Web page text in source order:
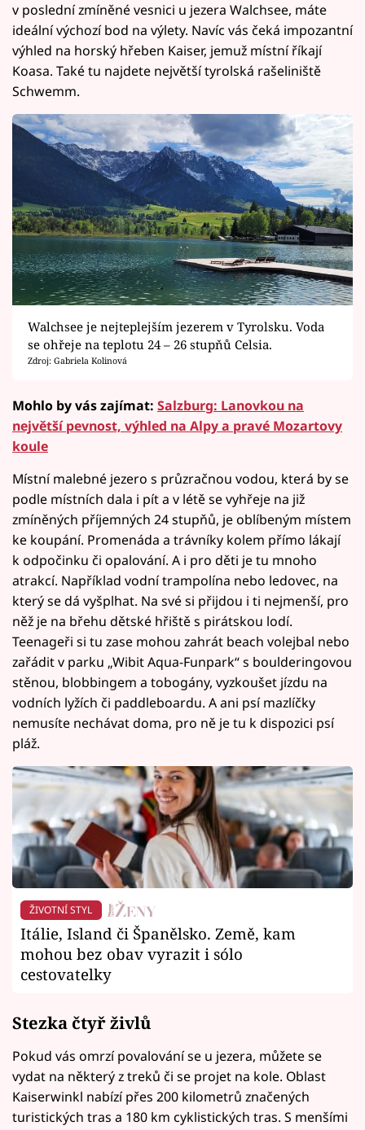
v poslední zmíněné vesnici u jezera Walchsee, máte
ideální výchozí bod na výlety. Navíc vás čeká impozantní
výhled na horský hřeben Kaiser, jemuž místní říkají
Koasa. Také tu najdete největší tyrolská rašeliniště
Schwemm.
Walchsee je nejteplejším jezerem v Tyrolsku. Voda
se ohřeje na teplotu 24 – 26 stupňů Celsia.
Zdroj: Gabriela Kolinová
Mohlo by vás zajímat: Salzburg: Lanovkou na
největší pevnost, výhled na Alpy a pravé Mozartovy
koule
Místní malebné jezero s průzračnou vodou, která by se
podle místních dala i pít a v létě se vyhřeje na již
zmíněných příjemných 24 stupňů, je oblíbeným místem
ke koupání. Promenáda a trávníky kolem přímo lákají
k odpočinku či opalování. A i pro děti je tu mnoho
atrakcí. Například vodní trampolína nebo ledovec, na
který se dá vyšplhat. Na své si přijdou i ti nejmenší, pro
něž je na břehu dětské hřiště s pirátskou lodí.
Teenageři si tu zase mohou zahrát beach volejbal nebo
zařádit v parku „Wibit Aqua-Funpark“ s boulderingovou
stěnou, blobbingem a tobogány, vyzkoušet jízdu na
vodních lyžích či paddleboardu. A ani psí mazlíčky
nemusíte nechávat doma, pro ně je tu k dispozici psí
pláž.
ŽIVOTNÍ STYL
Itálie, Island či Španělsko. Země, kam
mohou bez obav vyrazit i sólo
cestovatelky
Stezka čtyř živlů
Pokud vás omrzí povalování se u jezera, můžete se
vydat na některý z treků či se projet na kole. Oblast
Kaiserwinkl nabízí přes 200 kilometrů značených
turistických tras a 180 km cyklistických tras. S menšími